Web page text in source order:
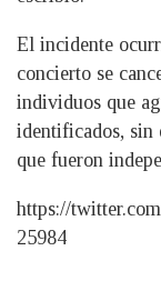
El incidente
concierto se
individuos que
identificados, sin
que fueron
https://
25984